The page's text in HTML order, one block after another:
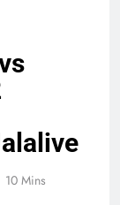
10 Mins